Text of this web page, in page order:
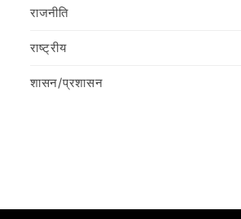
राजनीति
राष्ट्रीय
शासन/प्रशासन